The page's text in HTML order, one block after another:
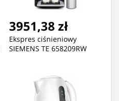
3951,38 zł
Ekspres ciśnieniowy
SIEMENS TE 658209RW